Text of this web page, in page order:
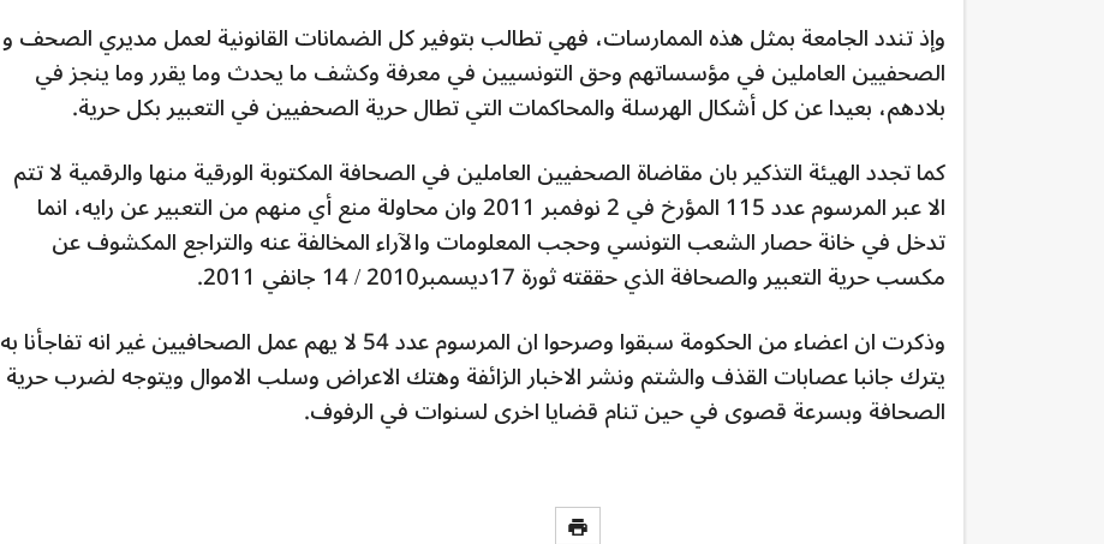
وإذ تندد الجامعة بمثل هذه الممارسات، فهي تطالب بتوفير كل الضمانات القانونية لعمل مديري الصحف و
الصحفيين العاملين في مؤسساتهم وحق التونسيين في معرفة وكشف ما يحدث وما يقرر وما ينجز في
بلادهم، بعيدا عن كل أشكال الهرسلة والمحاكمات التي تطال حرية الصحفيين في التعبير بكل حرية.
كما تجدد الهيئة التذكير بان مقاضاة الصحفيين العاملين في الصحافة المكتوبة الورقية منها والرقمية لا تتم
الا عبر المرسوم عدد 115 المؤرخ في 2 نوفمبر 2011 وان محاولة منع أي منهم من التعبير عن رايه، انما
تدخل في خانة حصار الشعب التونسي وحجب المعلومات والآراء المخالفة عنه والتراجع المكشوف عن
مكسب حرية التعبير والصحافة الذي حققته ثورة 17ديسمبر2010 / 14 جانفي 2011.
وذكرت ان اعضاء من الحكومة سبقوا وصرحوا ان المرسوم عدد 54 لا يهم عمل الصحافيين غير انه تفاجأنا به
يترك جانبا عصابات القذف والشتم ونشر الاخبار الزائفة وهتك الاعراض وسلب الاموال ويتوجه لضرب حرية
الصحافة وبسرعة قصوى في حين تنام قضايا اخرى لسنوات في الرفوف.